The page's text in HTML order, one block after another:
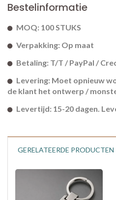
Bestelinformatie
MOQ: 100 STUKS
Verpakking: Op maat
Betaling: T/T / PayPal /
Levering: Moet opnieuw
de klant het ontwerp /
Levertijd: 15-20 dagen.
GERELATEERDE PRODUCTEN